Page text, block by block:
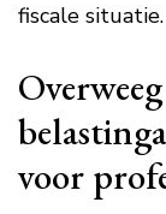
fiscale situatie.
voor